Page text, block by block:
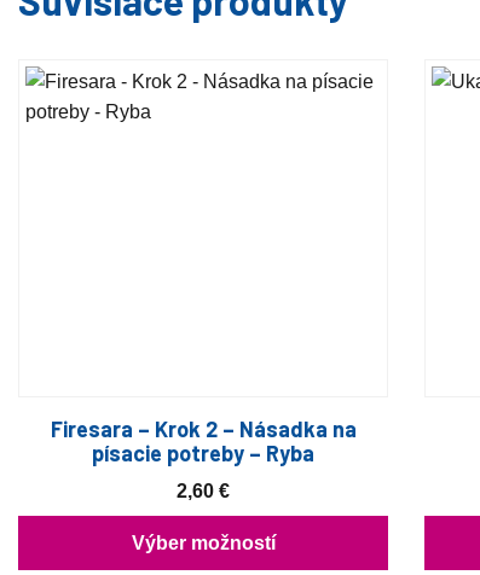
Firesara – Krok 2 – Násadka na
písacie potreby – Ryba
2,60 €
Výber možností